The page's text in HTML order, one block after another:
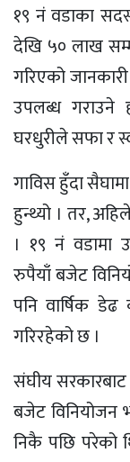
१९ नं वडाका
देखि ५० लाख
गरिएको
उपलब्ध गराउने
घरधुरीले सफा र
गाविस हुँदा
हुन्थ्यो । तर,
। १९ नं वडामा
रुपैयाँ बजेट
पनि वार्षिक
गरिरहेको छ ।
संघीय
बजेट विनियोजन
निकै पछि परेको